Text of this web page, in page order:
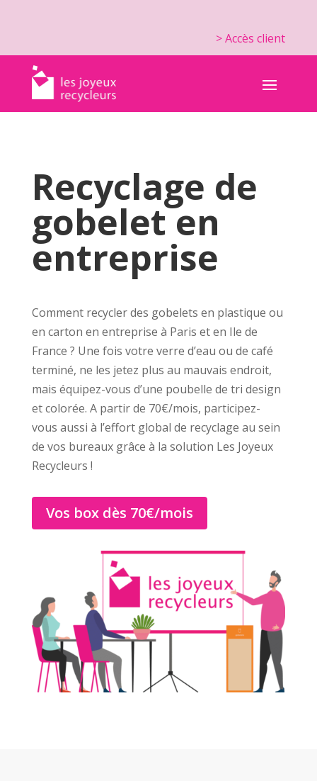
> Accès client
Recyclage de
gobelet en
entreprise
Comment recycler des gobelets en plastique ou
en carton en entreprise à Paris et en Ile de
France ? Une fois votre verre d’eau ou de café
terminé, ne les jetez plus au mauvais endroit,
mais équipez-vous d’une poubelle de tri design
et colorée. A partir de 70€/mois, participez-
vous aussi à l’effort global de recyclage au sein
de vos bureaux grâce à la solution Les Joyeux
Recycleurs !
Vos box dès 70€/mois